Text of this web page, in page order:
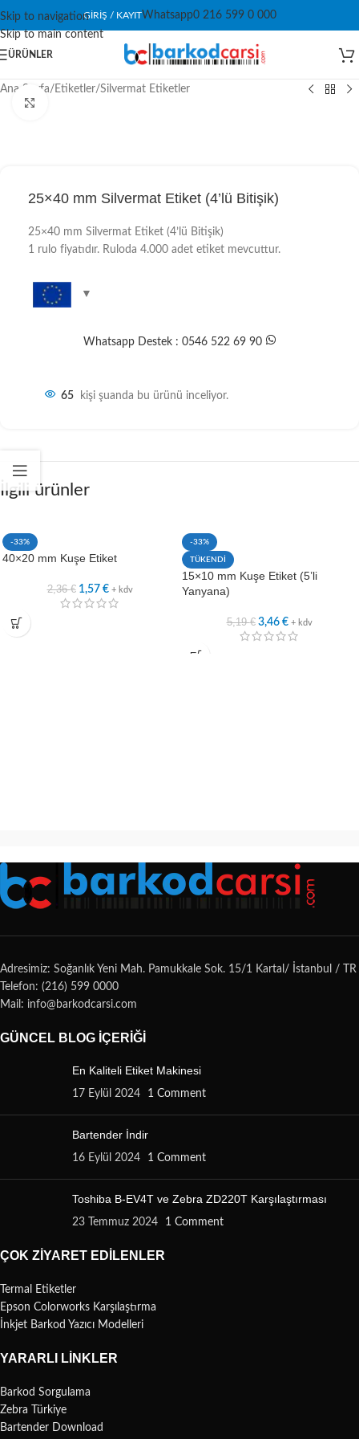
Skip to navigation
Skip to main content
GIRIŞ / KAYITWhatsapp0 216 599 0 000
ÜRÜNLER
Ana Sayfa/ Etiketler/Silvermat Etiketler
25×40 mm Silvermat Etiket (4’lü Bitişik)
25×40 mm Silvermat Etiket (4’lü Bitişik)
1 rulo fiyatıdır. Ruloda 4.000 adet etiket mevcuttur.
Whatsapp Destek : 0546 522 69 90
65 kişi şuanda bu ürünü inceliyor.
İlgili ürünler
-33%
40×20 mm Kuşe Etiket
2,36€ 1,57 € + kdv
-33%
TÜKENDİ
15×10 mm Kuşe Etiket (5’li
Yanyana)
5,19€ 3,46 € + kdv
Adresimiz: Soğanlık Yeni Mah. Pamukkale Sok. 15/1 Kartal/ İstanbul / TR
Telefon: (216) 599 0000
Mail: info@barkodcarsi.com
GÜNCEL BLOG İÇERIĞI
En Kaliteli Etiket Makinesi
17 Eylül 2024 1 Comment
Bartender İndir
16 Eylül 2024 1 Comment
Toshiba B-EV4T ve Zebra ZD220T Karşılaştırması
23 Temmuz 2024 1 Comment
ÇOK ZIYARET EDILENLER
Termal Etiketler
Epson Colorworks Karşılaştırma
İnkjet Barkod Yazıcı Modelleri
YARARLI LINKLER
Barkod Sorgulama
Zebra Türkiye
Bartender Download